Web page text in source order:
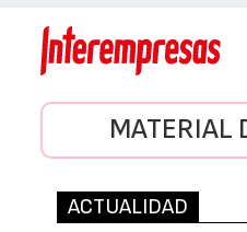
MATERIAL
ACTUALIDAD